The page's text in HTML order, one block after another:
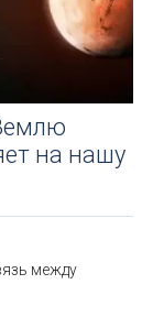
на нашу
между